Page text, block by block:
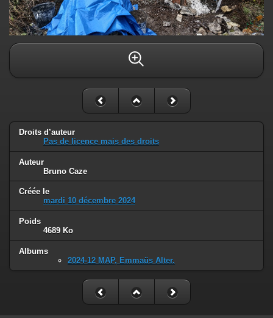
Droits d’auteur
Pas de licence mais des droits
Auteur
Bruno Caze
Créée le
mardi 10 décembre 2024
Poids
4689 Ko
Albums
2024-12 MAP, Emmaüs Alter.